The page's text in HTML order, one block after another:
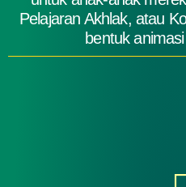
Pelajaran Akhlak, atau
bentuk